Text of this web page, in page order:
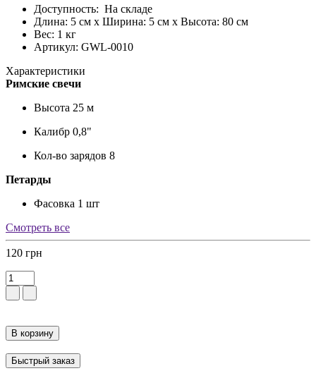
Доступность: На складе
Длина: 5 см x Ширина: 5 см x Высота: 80 см
Вес: 1 кг
Артикул: GWL-0010
Характеристики
Римские свечи
Высота 25 м
Калибр 0,8"
Кол-во зарядов 8
Петарды
Фасовка 1 шт
Смотреть все
120 грн
В корзину
Быстрый заказ